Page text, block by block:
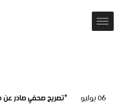
06 يوليو